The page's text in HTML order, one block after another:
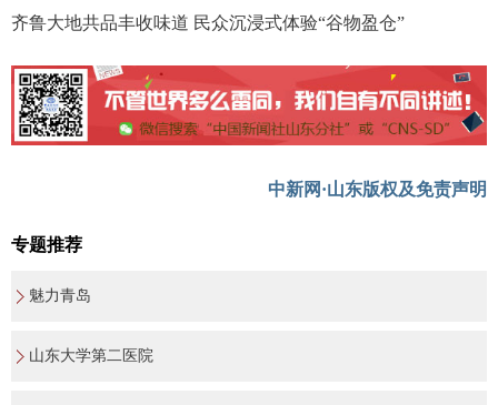
齐鲁大地共品丰收味道 民众沉浸式体验“谷物盈仓”
中新网·山东版权及免责声明
专题推荐
魅力青岛
山东大学第二医院